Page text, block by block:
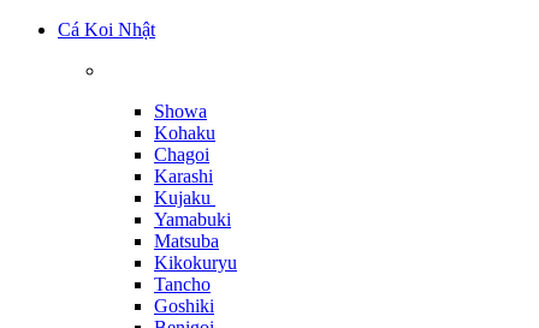
Cá Koi Nhật
Showa
Kohaku
Chagoi
Karashi
Kujaku
Yamabuki
Matsuba
Kikokuryu
Tancho
Goshiki